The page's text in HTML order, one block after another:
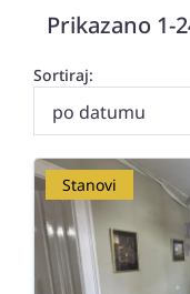
Prikazano 1-
Sortiraj:
po datumu
Stanovi